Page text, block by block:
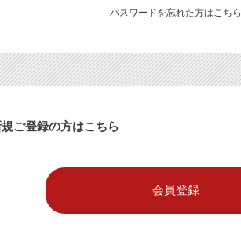
パスワードを忘れた方はこちら
ご登録の方はこちら
会員登録